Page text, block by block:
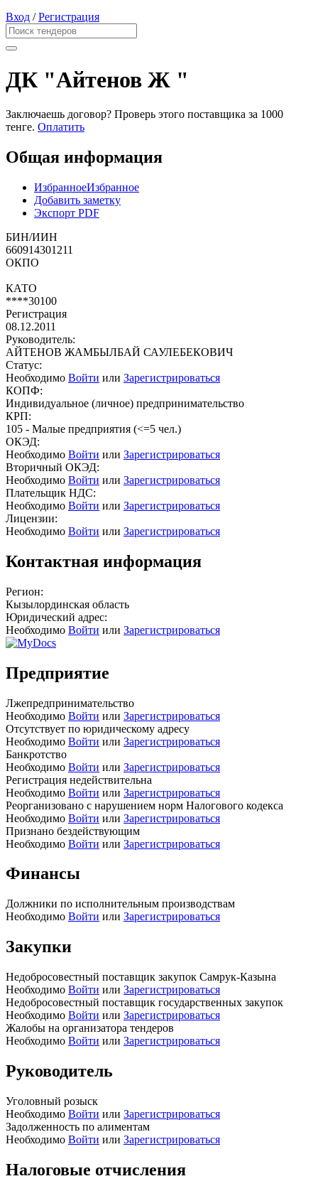
Вход /Регистрация
ДК "Айтенов Ж "
Заключаешь договор? Проверь этого поставщика за 1000
тенге. Оплатить
Общая информация
ИзбранноеИзбранное
Добавить заметку
Экспорт PDF
БИН/ИИН
660914301211
ОКПО
КАТО
****30100
Регистрация
08.12.2011
Руководитель:
АЙТЕНОВ ЖАМБЫЛБАЙ САУЛЕБЕКОВИЧ
Статус:
Необходимо Войти или Зарегистрироваться
КОПФ:
Индивидуальное (личное) предпринимательство
КРП:
105 - Малые предприятия (<=5 чел.)
ОКЭД:
Необходимо Войти или Зарегистрироваться
Вторичный ОКЭД:
Необходимо Войти или Зарегистрироваться
Плательщик НДС:
Необходимо Войти или Зарегистрироваться
Лицензии:
Необходимо Войти или Зарегистрироваться
Контактная информация
Регион:
Кызылординская область
Юридический адрес:
Необходимо Войти или Зарегистрироваться
Предприятие
Лжепредпринимательство
Необходимо Войти или Зарегистрироваться
Отсутствует по юридическому адресу
Необходимо Войти или Зарегистрироваться
Банкротство
Необходимо Войти или Зарегистрироваться
Регистрация недействительна
Необходимо Войти или Зарегистрироваться
Реорганизовано с нарушением норм Налогового кодекса
Необходимо Войти или Зарегистрироваться
Признано бездействующим
Необходимо Войти или Зарегистрироваться
Финансы
Должники по исполнительным производствам
Необходимо Войти или Зарегистрироваться
Закупки
Недобросовестный поставщик закупок Самрук-Казына
Необходимо Войти или Зарегистрироваться
Недобросовестный поставщик государственных закупок
Необходимо Войти или Зарегистрироваться
Жалобы на организатора тендеров
Необходимо Войти или Зарегистрироваться
Руководитель
Уголовный розыск
Необходимо Войти или Зарегистрироваться
Задолженность по алиментам
Необходимо Войти или Зарегистрироваться
Налоговые отчисления